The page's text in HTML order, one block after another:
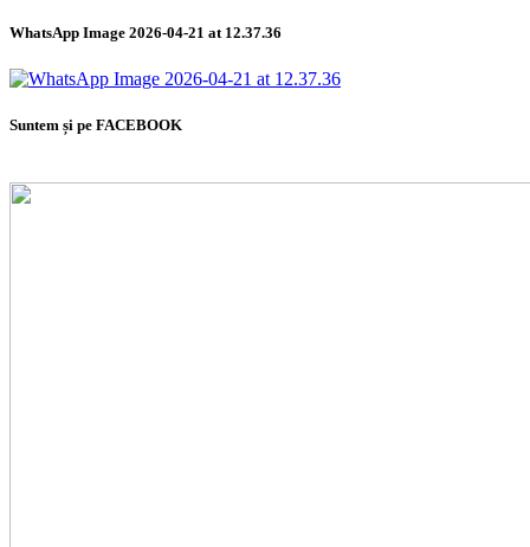
WhatsApp Image 2026-04-21 at 12.37.36
Suntem și pe FACEBOOK